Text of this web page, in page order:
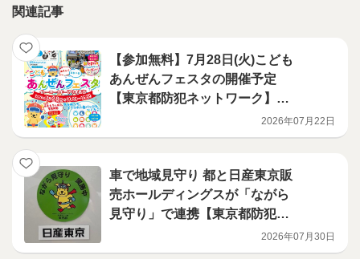
関連記事
【参加無料】7月28日(火)こども
あんぜんフェスタの開催予定
【東京都防犯ネットワーク】イ
トーヨーカドーアリオ葛西2026年07月22日
車で地域見守り 都と日産東京販
売ホールディングスが「ながら
見守り」で連携【東京都防犯ネ
2026年07月30日